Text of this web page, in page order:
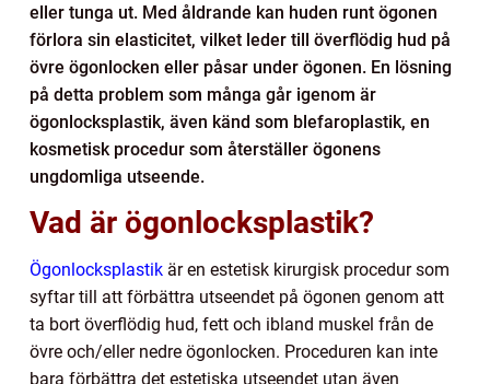
eller tunga ut. Med åldrande kan huden runt ögonen
förlora sin elasticitet, vilket leder till överflödig hud på
övre ögonlocken eller påsar under ögonen. En lösning
på detta problem som många går igenom är
ögonlocksplastik, även känd som blefaroplastik, en
kosmetisk procedur som återställer ögonens
ungdomliga utseende.
Vad är ögonlocksplastik?
Ögonlocksplastik är en estetisk kirurgisk procedur som
syftar till att förbättra utseendet på ögonen genom att
ta bort överflödig hud, fett och ibland muskel från de
övre och/eller nedre ögonlocken. Proceduren kan inte
bara förbättra det estetiska utseendet utan även